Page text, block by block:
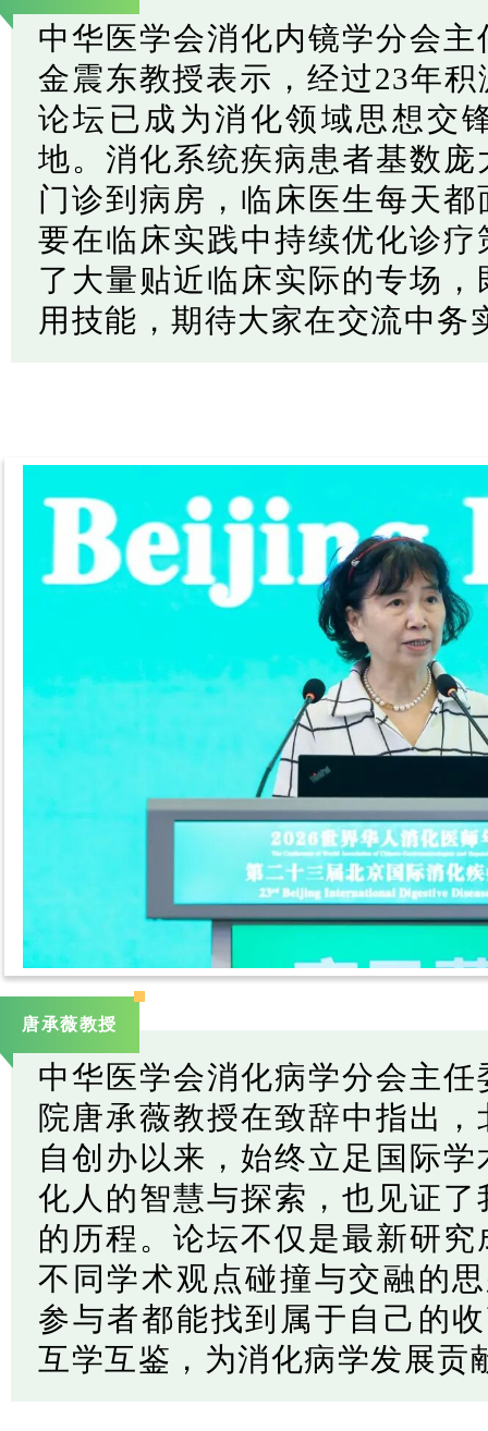
中华医学会消化内镜学分会
金震东教授表示，经过23年
论坛已成为消化领域思想交
地。消化系统疾病患者基数
门诊到病房，临床医生每天
要在临床实践中持续优化诊
了大量贴近临床实际的专场
用技能，期待大家在交流中务
唐承薇教授
中华医学会消化病学分会主
院唐承薇教授在致辞中指出
自创办以来，始终立足国际
化人的智慧与探索，也见证
的历程。论坛不仅是最新研
不同学术观点碰撞与交融的
参与者都能找到属于自己的
互学互鉴，为消化病学发展贡